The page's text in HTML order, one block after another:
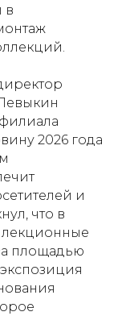
в
2026 года
и
что в
лекционные
площадью